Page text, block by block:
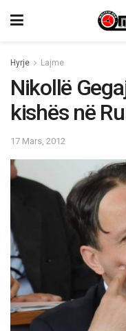
Hyrje Lajme
Nikollë
kishës në
17 Mars, 2012